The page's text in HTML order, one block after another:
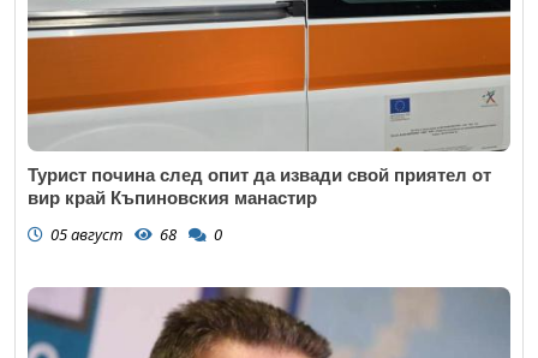
Турист почина след опит да извади свой приятел от
вир край Къпиновския манастир
05 август 68 0